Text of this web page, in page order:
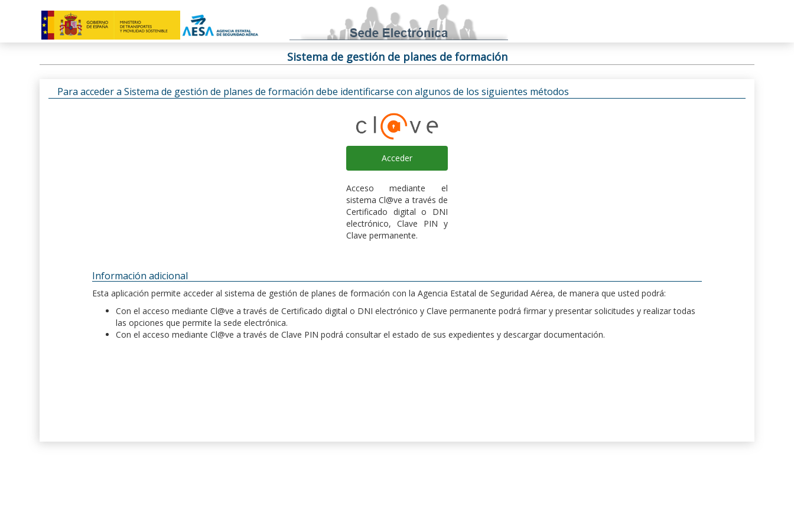
Sistema de gestión de planes de formación
Para acceder a Sistema de gestión de planes de formación debe identificarse con algunos de los siguientes métodos
Acceder
Acceso mediante el
sistema Cl@ve a través de
Certificado digital o DNI
electrónico, Clave PIN y
Clave permanente.
Información adicional
Esta aplicación permite acceder al sistema de gestión de planes de formación con la Agencia Estatal de Seguridad Aérea, de manera que usted podrá:
Con el acceso mediante Cl@ve a través de Certificado digital o DNI electrónico y Clave permanente podrá firmar y presentar solicitudes y realizar todas
las opciones que permite la sede electrónica.
Con el acceso mediante Cl@ve a través de Clave PIN podrá consultar el estado de sus expedientes y descargar documentación.